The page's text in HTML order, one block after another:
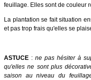
feuillage. Elles sont de couleur
La plantation se fait situation
et pas trop frais qu'elles se
ASTUCE : ne pas hésiter à
qu'elles ne sont plus
saison au niveau du